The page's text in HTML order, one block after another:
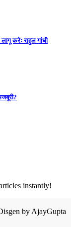
करेः राहुल गांधी
instantly!
by AjayGupta